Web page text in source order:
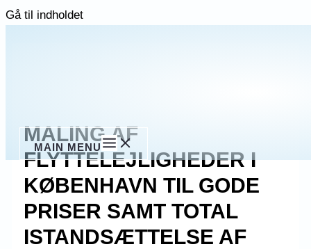
Gå til indholdet
MAIN MENU
MALING AF
FLYTTELEJLIGHEDER I
KØBENHAVN TIL GODE
PRISER SAMT TOTAL
ISTANDSÆTTELSE AF